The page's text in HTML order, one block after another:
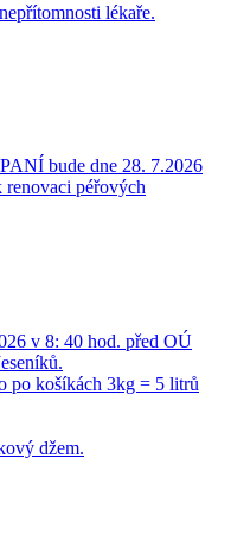
lékaře.
bude dne 28. 7.2026
renovaci péřových
v 8: 40 hod. před OÚ
po košíkách 3kg = 5 litrů
džem.